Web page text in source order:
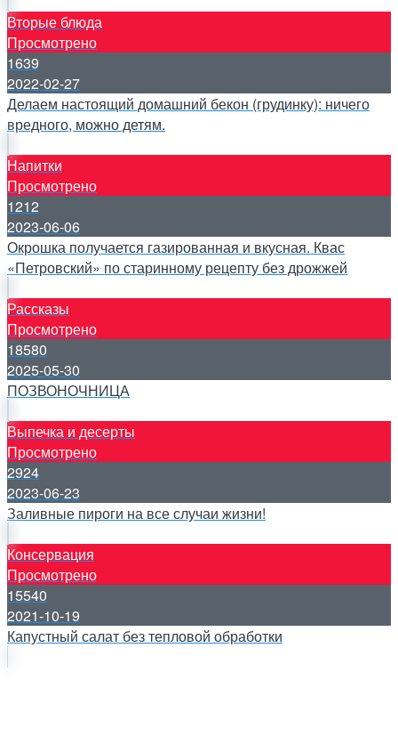
Вторые блюда
Просмотрено
1639
2022-02-27
Делаем настоящий домашний бекон (грудинку): ничего
вредного, можно детям.
Напитки
Просмотрено
1212
2023-06-06
Окрошка получается газированная и вкусная. Квас
«Петровский» по старинному рецепту без дрожжей
Рассказы
Просмотрено
18580
2025-05-30
ПОЗВОНОЧНИЦА
Выпечка и десерты
Просмотрено
2924
2023-06-23
Заливные пироги на все случаи жизни!
Консервация
Просмотрено
15540
2021-10-19
Капустный салат без тепловой обработки